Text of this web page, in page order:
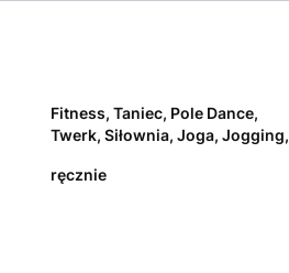
Fitness, Taniec, Pole Dance,
Twerk, Siłownia, Joga, Jogging,
ręcznie